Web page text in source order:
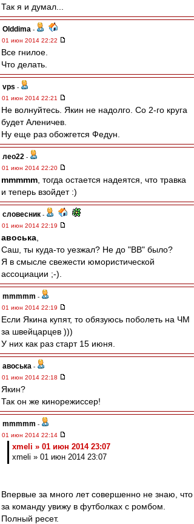
Так я и думал...
Olddima -
01 июн 2014 22:22
Все гнилое.
Что делать.
vps -
01 июн 2014 22:21
Не волнуйтесь. Якин не надолго. Со 2-го круга
будет Аленичев.
Ну еще раз обожгется Федун.
лео22 -
01 июн 2014 22:20
mmmmm , тогда остается надеятся, что травка
и теперь взойдет :)
словесник -
01 июн 2014 22:19
авоська
Саш, ты куда-то уезжал? Не до "ВВ" было?
Я в смысле свежести юмористической
ассоциации ;-).
mmmmm -
01 июн 2014 22:19
Если Якина купят, то обязуюсь поболеть на ЧМ
за швейцарцев )))
У них как раз старт 15 июня.
авоська -
01 июн 2014 22:18
Якин?
Так он же кинорежиссер!
mmmmm -
01 июн 2014 22:14
xmeli » 01 июн 2014 23:07
xmeli » 01 июн 2014 23:07
Впервые за много лет совершенно не знаю, что
за команду увижу в футболках с ромбом.
Полный ресет.